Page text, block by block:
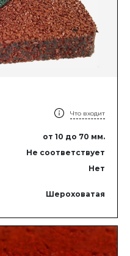
Что входит
от 10 до 70 мм.
Не соответствует
Нет
Шероховатая